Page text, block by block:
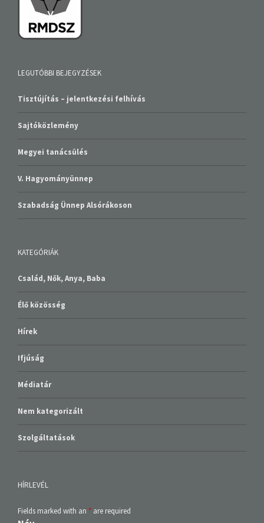
LEGUTÓBBI BEJEGYZÉSEK
Tisztújítás – jelentkezési felhívás
Sajtóközlemény
Megyei tanácsülés
V. Hagyományünnep
Szabadság Ünnep Alsórákoson
KATEGÓRIÁK
Család, Nők, Anya, Baba
Élő közösség
Hírek
Ifjúság
Médiatár
Nem kategorizált
Szolgáltatások
HÍRLEVÉL
Fields marked with an * are required